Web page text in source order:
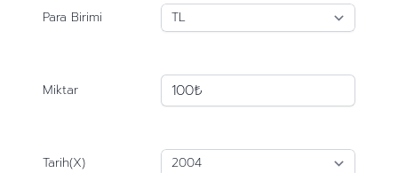
Para Birimi
Miktar
Tarih(X)